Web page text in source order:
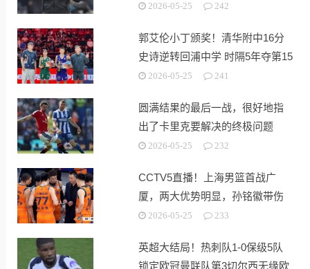
2026-05-25 242
郭艾伦小丁颁奖！清华附中16分
史诗逆转回浦中学 时隔5年夺第15
冠2026-05-25 241
圆满结果的最后一战，很好地指
出了卡里克要解决的终极问题
2026-05-25 232
CCTV5直播！上海男篮首战广
厦，两大优势明显，孙铭徽带伤
出战！
2026-05-25 233
英超大结局！热刺队1-0保级5队
锁定欧冠曼联队第3切尔西无缘欧